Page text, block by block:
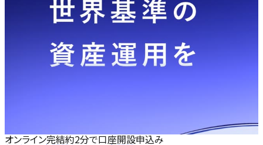
オンライン完結約2分で口座開設申込み